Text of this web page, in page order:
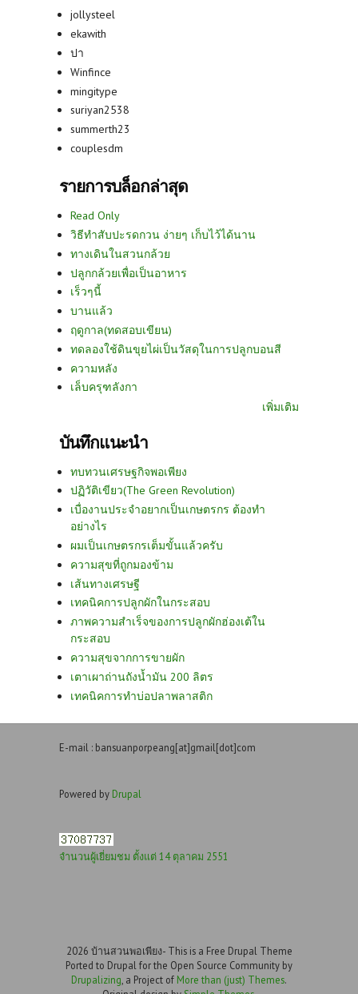
jollysteel
ekawith
ปา
Winfince
mingitype
suriyan2538
summerth23
couplesdm
รายการบล็อกล่าสุด
Read Only
วิธีทำสับปะรดกวน ง่ายๆ เก็บไว้ได้นาน
ทางเดินในสวนกล้วย
ปลูกกล้วยเพื่อเป็นอาหาร
เร็วๆนี้
บานแล้ว
ฤดูกาล(ทดสอบเขียน)
ทดลองใช้ดินขุยไผ่เป็นวัสดุในการปลูกบอนสี
ความหลัง
เล็บครุฑลังกา
เพิ่มเติม
บันทึกแนะนำ
ทบทวนเศรษฐกิจพอเพียง
ปฏิวัติเขียว(The Green Revolution)
เบื่องานประจำอยากเป็นเกษตรกร ต้องทำ
อย่างไร
ผมเป็นเกษตรกรเต็มขั้นแล้วครับ
ความสุขที่ถูกมองข้าม
เส้นทางเศรษฐี
เทคนิคการปลูกผักในกระสอบ
ภาพความสำเร็จของการปลูกผักฮ่องเต้ใน
กระสอบ
ความสุขจากการขายผัก
เตาเผาถ่านถังน้ำมัน 200 ลิตร
เทคนิคการทำบ่อปลาพลาสติก
E-mail : bansuanporpeang[at]gmail[dot]com
Powered by Drupal
จำนวนผู้เยี่ยมชม ตั้งแต่ 14 ตุลาคม 2551
2026 บ้านสวนพอเพียง- This is a Free Drupal Theme
Ported to Drupal for the Open Source Community by
Drupalizing , a Project of More than (just) Themes.